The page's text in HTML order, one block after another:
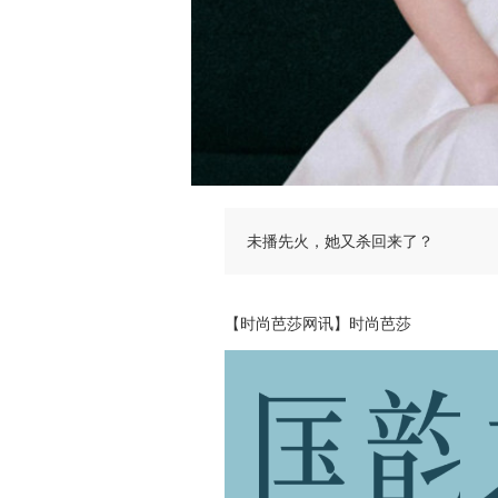
未播先火，她又杀回来了？
【时尚芭莎网讯】时尚芭莎